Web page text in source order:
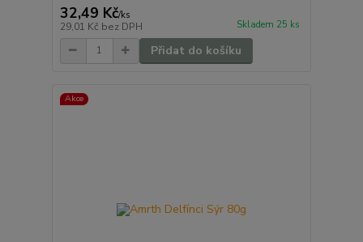
32,49 Kč/ks
29,01 Kč bez DPH Skladem 25 ks
Přidat do košíku
Akce